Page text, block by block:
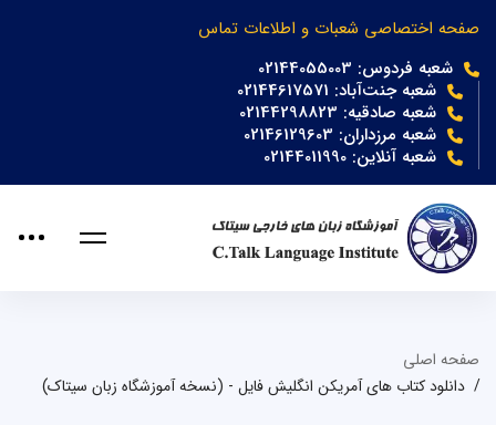
صفحه اختصاصی شعبات و اطلاعات تماس
شعبه فردوس: 02144055003
شعبه جنت‌آباد: 02144617571
شعبه صادقیه: 02144298823
شعبه مرزداران: 02146129603
شعبه آنلاین: 02144011990
صفحه اصلی
دانلود کتاب های آمریکن انگلیش فایل - (نسخه آموزشگاه زبان سیتاک)